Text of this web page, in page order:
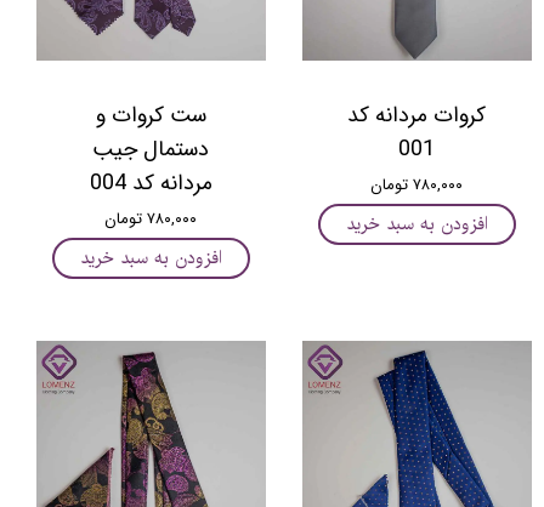
کروات مردانه کد
001
۷۸۰,۰۰۰ تومان
افزودن به سبد خرید
ست کروات و
دستمال جیب
مردانه کد 004
۷۸۰,۰۰۰ تومان
افزودن به سبد خرید